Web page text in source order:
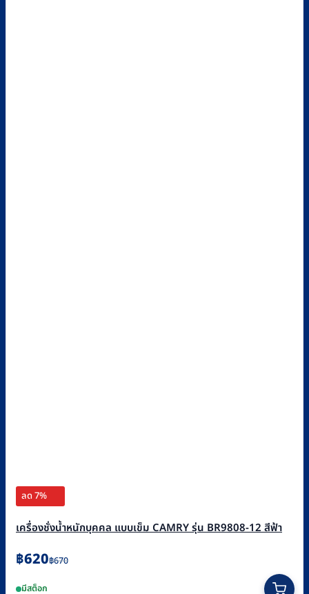
ลด 7%
เครื่องชั่งน้ำหนักบุคคล แบบเข็ม CAMRY รุ่น BR9808-12 สีฟ้า
฿670
Original
฿620
Current
มีสต็อก